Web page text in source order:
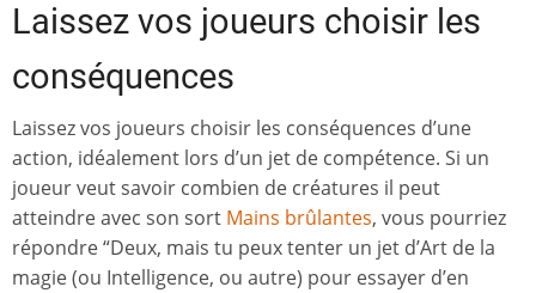
Laissez vos joueurs choisir les
conséquences
Laissez vos joueurs choisir les conséquences d’une
action, idéalement lors d’un jet de compétence. Si un
joueur veut savoir combien de créatures il peut
atteindre avec son sort Mains brûlantes, vous pourriez
répondre “Deux, mais tu peux tenter un jet d’Art de la
magie (ou Intelligence, ou autre) pour essayer d’en